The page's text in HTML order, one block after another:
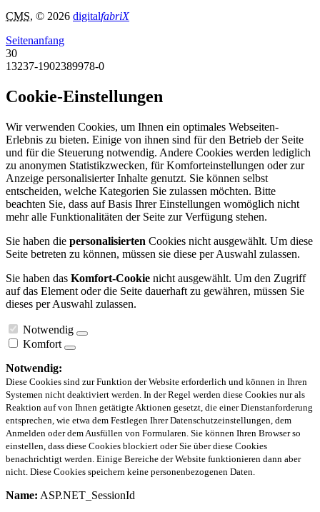
CMS, © 2026 digitalfabriX
Seitenanfang
30
13237-1902389978-0
Cookie-Einstellungen
Wir verwenden Cookies, um Ihnen ein optimales Webseiten-
Erlebnis zu bieten. Einige von ihnen sind für den Betrieb der Seite
und für die Steuerung notwendig. Andere Cookies werden lediglich
zu anonymen Statistikzwecken, für Komforteinstellungen oder zur
Anzeige personalisierter Inhalte genutzt. Sie können selbst
entscheiden, welche Kategorien Sie zulassen möchten. Bitte
beachten Sie, dass auf Basis Ihrer Einstellungen womöglich nicht
mehr alle Funktionalitäten der Seite zur Verfügung stehen.
Sie haben die personalisierten Cookies nicht ausgewählt. Um diese
Seite betreten zu können, müssen sie diese per Auswahl zulassen.
Sie haben das Komfort-Cookie nicht ausgewählt. Um den Zugriff
auf das Element oder die Seite dauerhaft zu gewähren, müssen Sie
dieses per Auswahl zulassen.
Notwendig
Komfort
Notwendig:
Diese Cookies sind zur Funktion der Website erforderlich und können in Ihren
Systemen nicht deaktiviert werden. In der Regel werden diese Cookies nur als
Reaktion auf von Ihnen getätigte Aktionen gesetzt, die einer Dienstanforderung
entsprechen, wie etwa dem Festlegen Ihrer Datenschutzeinstellungen, dem
Anmelden oder dem Ausfüllen von Formularen. Sie können Ihren Browser so
einstellen, dass diese Cookies blockiert oder Sie über diese Cookies
benachrichtigt werden. Einige Bereiche der Website funktionieren dann aber
nicht. Diese Cookies speichern keine personenbezogenen Daten.
Name: ASP.NET_SessionId